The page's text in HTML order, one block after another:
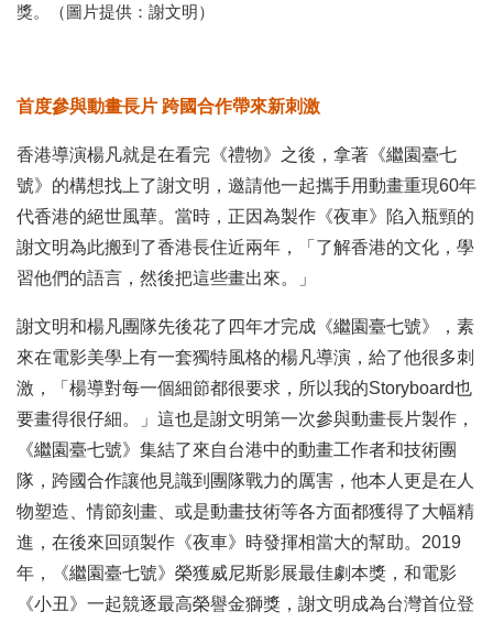
獎。（圖片提供：謝文明）
首度參與動畫長片 跨國合作帶來新刺激
香港導演楊凡就是在看完《禮物》之後，拿著《繼園臺七
號》的構想找上了謝文明，邀請他一起攜手用動畫重現60年
代香港的絕世風華。當時，正因為製作《夜車》陷入瓶頸的
謝文明為此搬到了香港長住近兩年，「了解香港的文化，學
習他們的語言，然後把這些畫出來。」
謝文明和楊凡團隊先後花了四年才完成《繼園臺七號》，素
來在電影美學上有一套獨特風格的楊凡導演，給了他很多刺
激，「楊導對每一個細節都很要求，所以我的Storyboard也
要畫得很仔細。」這也是謝文明第一次參與動畫長片製作，
《繼園臺七號》集結了來自台港中的動畫工作者和技術團
隊，跨國合作讓他見識到團隊戰力的厲害，他本人更是在人
物塑造、情節刻畫、或是動畫技術等各方面都獲得了大幅精
進，在後來回頭製作《夜車》時發揮相當大的幫助。2019
年，《繼園臺七號》榮獲威尼斯影展最佳劇本獎，和電影
《小丑》一起競逐最高榮譽金獅獎，謝文明成為台灣首位登